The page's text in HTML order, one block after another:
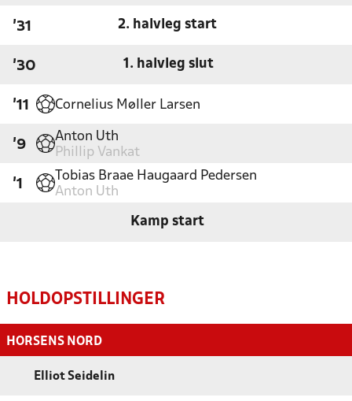
'31 2. halvleg start
'30 1. halvleg slut
'11 Cornelius Møller Larsen
'9
Anton Uth
Phillip Vankat
'1
Tobias Braae Haugaard Pedersen
Anton Uth
Kamp start
HOLDOPSTILLINGER
HORSENS NORD
Elliot Seidelin